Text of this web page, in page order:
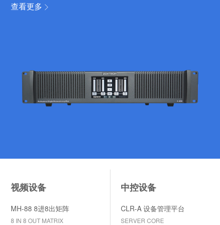
查看更多
视频设备
MH-88 8进8出矩阵
8 IN 8 OUT MATRIX
中控设备
CLR-A 设备管理平台
SERVER CORE